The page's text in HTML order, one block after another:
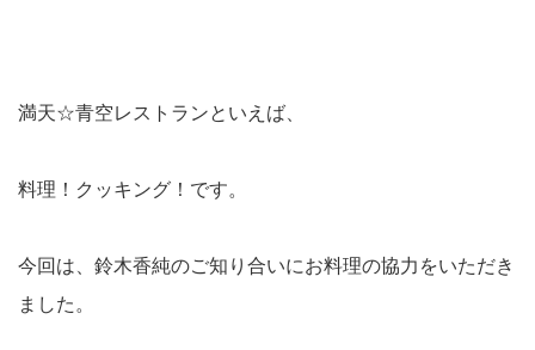
満天☆青空レストランといえば、
料理！クッキング！です。
今回は、鈴木香純のご知り合いにお料理の協力をいただき
ました。